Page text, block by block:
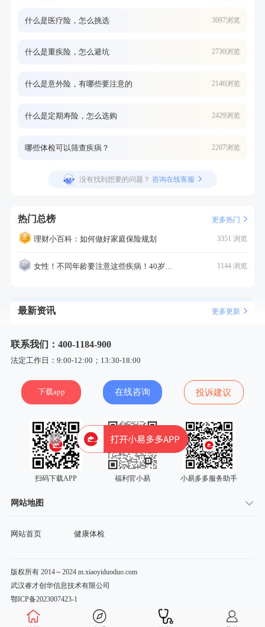
什么是医疗险，怎么挑选 3097浏览
什么是重疾险，怎么避坑 2730浏览
什么是意外险，有哪些要注意的 2146浏览
什么是定期寿险，怎么选购 2429浏览
哪些体检可以筛查疾病？ 2207浏览
没有找到想要的问题？ 咨询在线客服
热门总榜 更多热门
理财小百科：如何做好家庭保险规划 3351 浏览
女性！不同年龄要注意这些疾病！40岁的这个疾病最需要注意！ 1144 浏览
最新资讯 更多更新
联系我们：400-1184-900
法定工作日：9:00-12:00；13:30-18:00
下载app 在线咨询 投诉建议
扫码下载APP 福利官小易 小易多多服务助手
网站地图
网站首页 健康体检
版权所有 2014～2024 m.xiaoyiduoduo.com
武汉睿才创华信息技术有限公司
鄂ICP备2023007423-1